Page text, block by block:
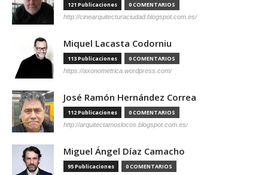
121 Publicaciones 0 COMENTARIOS
http://cinearquitecturaciudad.blogspot.com.es/
Miquel Lacasta Codorniu
113 Publicaciones 0 COMENTARIOS
https://axonometrica.wordpress.com/
José Ramón Hernández Correa
112 Publicaciones 0 COMENTARIOS
http://arquitectamoslocos.blogspot.com.es/
Miguel Ángel Díaz Camacho
95 Publicaciones 0 COMENTARIOS